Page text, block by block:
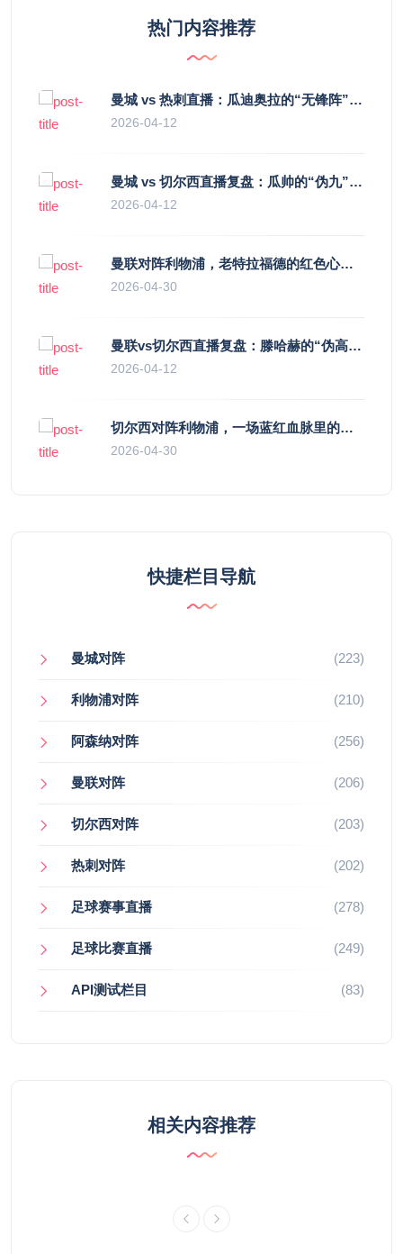
热门内容推荐
曼城 vs 热刺直播：瓜迪奥拉的“无锋阵”是天才设计还是自废武功？
2026-04-12
曼城 vs 切尔西直播复盘：瓜帅的“伪九”陷阱，如何绞杀蓝军的“三中卫”？
2026-04-12
曼联对阵利物浦，老特拉福德的红色心跳与蓝色暗涌
2026-04-30
曼联vs切尔西直播复盘：滕哈赫的“伪高位”与波切蒂诺的“无锋阵”，谁更拧巴？
2026-04-12
切尔西对阵利物浦，一场蓝红血脉里的恩怨与忠诚
2026-04-30
快捷栏目导航
曼城对阵 (223)
利物浦对阵 (210)
阿森纳对阵 (256)
曼联对阵 (206)
切尔西对阵 (203)
热刺对阵 (202)
足球赛事直播 (278)
足球比赛直播 (249)
API测试栏目 (83)
相关内容推荐